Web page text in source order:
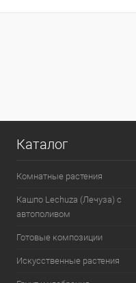
Каталог
Комнатные растения
Кашпо Lechuza (Лечуза) с
автополивом
Готовые композиции
Искусственные растения